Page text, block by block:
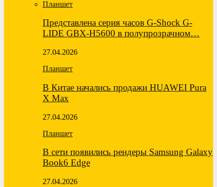
Планшет
Представлена серия часов G-Shock G-
LIDE GBX-H5600 в полупрозрачном…
27.04.2026
Планшет
В Китае начались продажи HUAWEI Pura
X Max
27.04.2026
Планшет
В сети появились рендеры Samsung Galaxy
Book6 Edge
27.04.2026